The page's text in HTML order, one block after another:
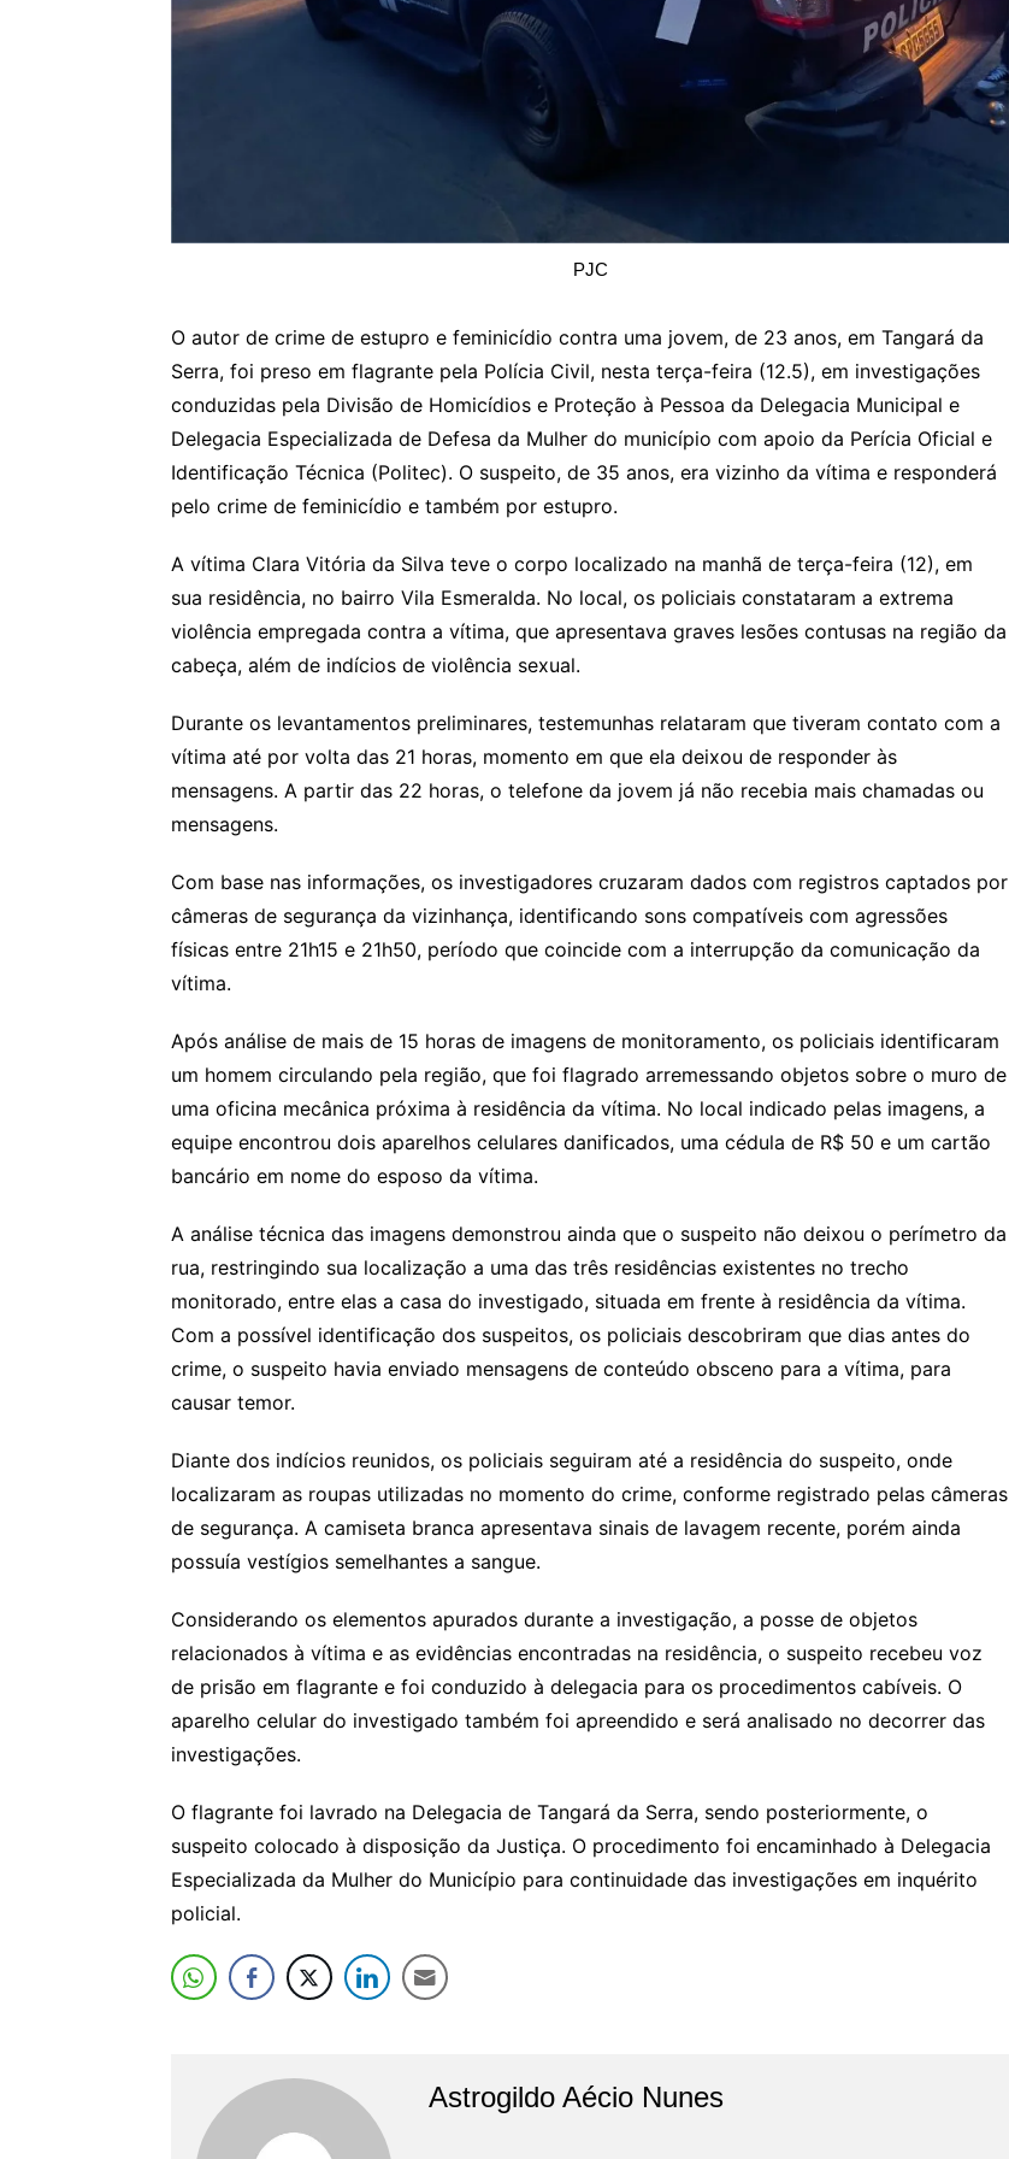
PJC
O autor de crime de estupro e feminicídio contra uma jovem, de 23 anos, em Tangará da
Serra, foi preso em flagrante pela Polícia Civil, nesta terça-feira (12.5), em investigações
conduzidas pela Divisão de Homicídios e Proteção à Pessoa da Delegacia Municipal e
Delegacia Especializada de Defesa da Mulher do município com apoio da Perícia Oficial e
Identificação Técnica (Politec). O suspeito, de 35 anos, era vizinho da vítima e responderá
pelo crime de feminicídio e também por estupro.
A vítima Clara Vitória da Silva teve o corpo localizado na manhã de terça-feira (12), em
sua residência, no bairro Vila Esmeralda. No local, os policiais constataram a extrema
violência empregada contra a vítima, que apresentava graves lesões contusas na região da
cabeça, além de indícios de violência sexual.
Durante os levantamentos preliminares, testemunhas relataram que tiveram contato com a
vítima até por volta das 21 horas, momento em que ela deixou de responder às
mensagens. A partir das 22 horas, o telefone da jovem já não recebia mais chamadas ou
mensagens.
Com base nas informações, os investigadores cruzaram dados com registros captados por
câmeras de segurança da vizinhança, identificando sons compatíveis com agressões
físicas entre 21h15 e 21h50, período que coincide com a interrupção da comunicação da
vítima.
Após análise de mais de 15 horas de imagens de monitoramento, os policiais identificaram
um homem circulando pela região, que foi flagrado arremessando objetos sobre o muro de
uma oficina mecânica próxima à residência da vítima. No local indicado pelas imagens, a
equipe encontrou dois aparelhos celulares danificados, uma cédula de R$ 50 e um cartão
bancário em nome do esposo da vítima.
A análise técnica das imagens demonstrou ainda que o suspeito não deixou o perímetro da
rua, restringindo sua localização a uma das três residências existentes no trecho
monitorado, entre elas a casa do investigado, situada em frente à residência da vítima.
Com a possível identificação dos suspeitos, os policiais descobriram que dias antes do
crime, o suspeito havia enviado mensagens de conteúdo obsceno para a vítima, para
causar temor.
Diante dos indícios reunidos, os policiais seguiram até a residência do suspeito, onde
localizaram as roupas utilizadas no momento do crime, conforme registrado pelas câmeras
de segurança. A camiseta branca apresentava sinais de lavagem recente, porém ainda
possuía vestígios semelhantes a sangue.
Considerando os elementos apurados durante a investigação, a posse de objetos
relacionados à vítima e as evidências encontradas na residência, o suspeito recebeu voz
de prisão em flagrante e foi conduzido à delegacia para os procedimentos cabíveis. O
aparelho celular do investigado também foi apreendido e será analisado no decorrer das
investigações.
O flagrante foi lavrado na Delegacia de Tangará da Serra, sendo posteriormente, o
suspeito colocado à disposição da Justiça. O procedimento foi encaminhado à Delegacia
Especializada da Mulher do Município para continuidade das investigações em inquérito
policial.
Astrogildo Aécio Nunes